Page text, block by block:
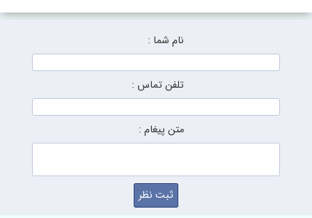
نام شما :
تلفن تماس :
متن پیغام :